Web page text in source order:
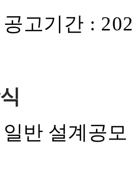
공고기간 :
일반 설계공모